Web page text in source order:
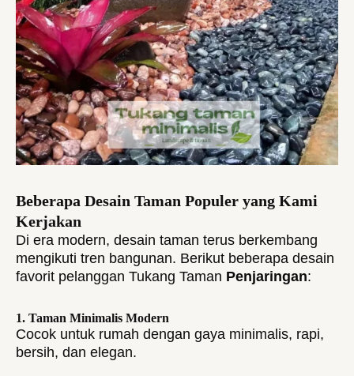
Beberapa Desain Taman Populer yang Kami
Kerjakan
Di era modern, desain taman terus berkembang
mengikuti tren bangunan. Berikut beberapa desain
favorit pelanggan Tukang Taman Penjaringan:
1. Taman Minimalis Modern
Cocok untuk rumah dengan gaya minimalis, rapi,
bersih, dan elegan.